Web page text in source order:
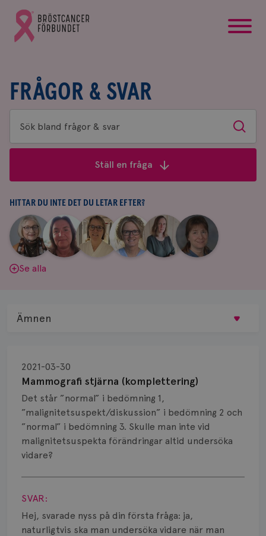
Gå
till
Bröstcancerförbundets
FRÅGOR & SVAR
Sök
bland
&
svar
Sök
Ställ en fråga
HITTAR DU INTE DET DU LETAR EFTER?
Aina
Johnsson
|
Anne
Andersson
Fredrika
Killander
|
Jeanette
Bäcklund
|
Maria
Edegran
|
Yvette
Andersson
Se alla
Mammografi stjärna (komplettering)
2021-03-30
Det står ”normal” i bedömning 1,
”malignitetsuspekt/diskussion” i bedömning 2 och
”normal” i bedömning 3. Skulle man inte vid
malignitetsuspekta förändringar altid undersöka
vidare?
Visa svar
SVAR:
Hej, svarade nyss på din första fråga: ja,
naturligtvis ska man undersöka vidare när man
Ämnen
Biopsi
Biverkningar
Bröstvårta
Knöl
Läkemedel
Smärta